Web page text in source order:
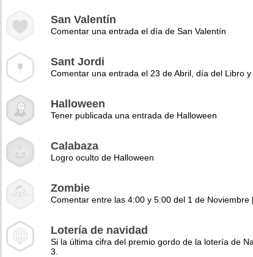
San Valentín
Comentar una entrada el día de San Valentín
Sant Jordi
Comentar una entrada el 23 de Abril, día del Libro
Halloween
Tener publicada una entrada de Halloween
Calabaza
Logro oculto de Halloween
Zombie
Comentar entre las 4:00 y 5:00 del 1 de Noviembre
Lotería de navidad
Si la última cifra del premio gordo de la lotería de
3.